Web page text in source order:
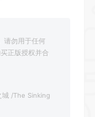
请勿用于任何
正版授权并合
城 /The Sinking